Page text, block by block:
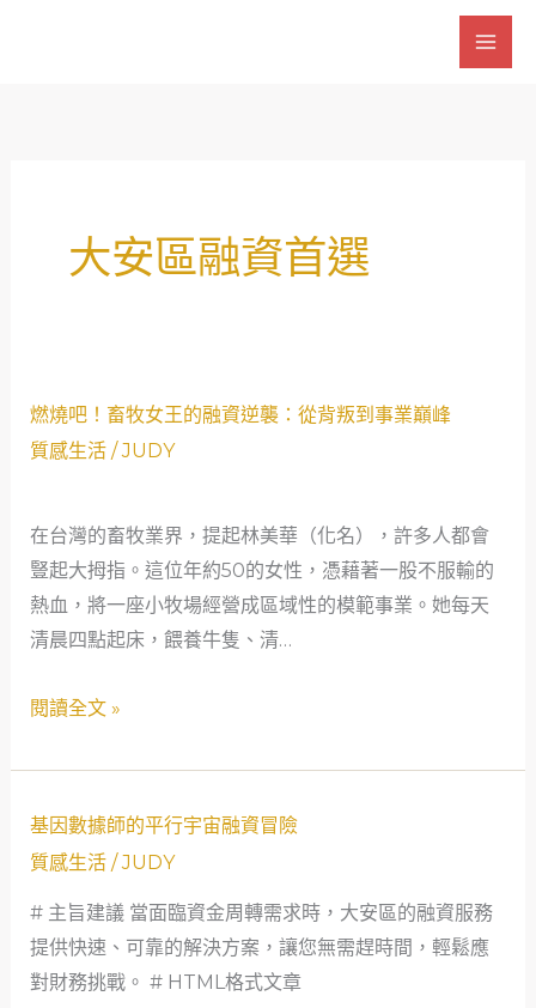
大安區融資首選
燃燒吧！畜牧女王的融資逆襲：從背叛到事業巔峰
質感生活/JUDY
在台灣的畜牧業界，提起林美華（化名），許多人都會
豎起大拇指。這位年約50的女性，憑藉著一股不服輸的
熱血，將一座小牧場經營成區域性的模範事業。她每天
清晨四點起床，餵養牛隻、清…
燃
燒
牧
女
王
的
資
從
背
到
事
業
閱讀全文 »
基因數據師的平行宇宙融資冒險
質感生活/JUDY
# 主旨建議 當面臨資金周轉需求時，大安區的融資服務
提供快速、可靠的解決方案，讓您無需趕時間，輕鬆應
對財務挑戰。 # HTML格式文章
基
因
據
師
的